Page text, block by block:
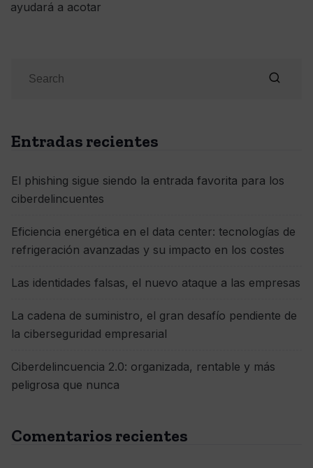
ayudará a acotar
Entradas recientes
El phishing sigue siendo la entrada favorita para los
ciberdelincuentes
Eficiencia energética en el data center: tecnologías de
refrigeración avanzadas y su impacto en los costes
Las identidades falsas, el nuevo ataque a las empresas
La cadena de suministro, el gran desafío pendiente de
la ciberseguridad empresarial
Ciberdelincuencia 2.0: organizada, rentable y más
peligrosa que nunca
Comentarios recientes